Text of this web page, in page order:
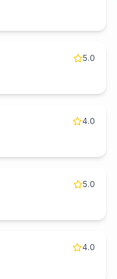
5.0
4.0
5.0
4.0